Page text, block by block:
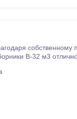
собственному
В-32 м3